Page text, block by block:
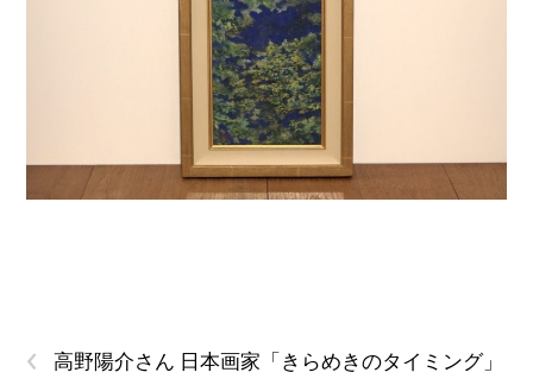
‹ 高野陽介さん 日本画家「きらめきのタイミング」